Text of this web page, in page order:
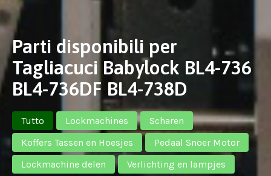
Parti disponibili per
Tagliacuci Babylock BL4-736
BL4-736DF BL4-738D
Tutto Lockmachines
Scharen
Koffers Tassen en Hoesjes
Pedaal Snoer Motor
Lockmachine delen
Verlichting en lampjes